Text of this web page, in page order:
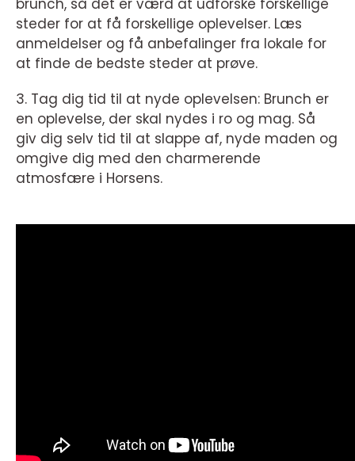
brunch, så det er værd at udforske forskellige
steder for at få forskellige oplevelser. Læs
anmeldelser og få anbefalinger fra lokale for
at finde de bedste steder at prøve.
3. Tag dig tid til at nyde oplevelsen: Brunch er
en oplevelse, der skal nydes i ro og mag. Så
giv dig selv tid til at slappe af, nyde maden og
omgive dig med den charmerende
atmosfære i Horsens.